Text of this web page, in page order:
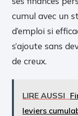
cumul avec un
d’emploi si
s’ajoute sans
de creux.
LIRE AUSSI
leviers